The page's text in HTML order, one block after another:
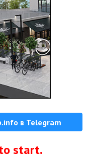
в Telegram
start.